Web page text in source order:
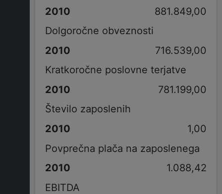
881.849,00
Dolgoročne obveznosti
716.539,00
Kratkoročne poslovne terjatve
781.199,00
Število zaposlenih
1,00
Povprečna plača na zaposlenega
1.088,42
EBITDA